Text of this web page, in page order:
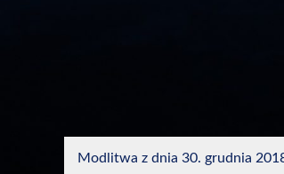
Modlitwa z dnia 30. grudnia